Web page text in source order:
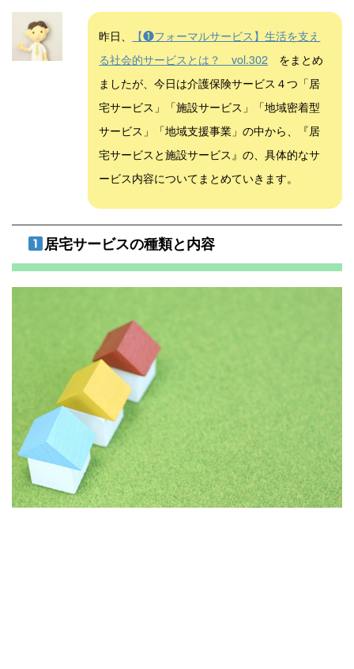
昨日、
【❶フォーマルサービス】生活を支え
る社会的サービスとは？ vol.302 をまとめ
ましたが、今日は介護保険サービス４つ「居
宅サービス」「施設サービス」「地域密着型
サービス」「地域支援事業」の中から、『居
宅サービスと施設サービス』の、具体的なサ
ービス内容についてまとめていきます。
居宅サービスの種類と内容